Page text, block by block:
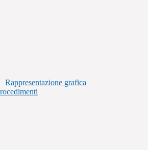
Rappresentazione grafica